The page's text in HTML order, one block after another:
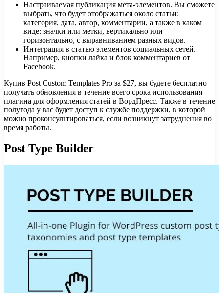
Настраиваемая публикация мета-элементов. Вы сможете
выбрать, что будет отображаться около статьи:
категория, дата, автор, комментарии, а также в каком
виде: значки или метки, вертикально или
горизонтально, с выравниванием разных видов.
Интеграция в статью элементов социальных сетей.
Например, кнопки лайка и блок комментариев от
Facebook.
Купив Post Custom Templates Pro за $27, вы будете бесплатно
получать обновления в течение всего срока использования
плагина для оформления статей в ВордПресс. Также в течение
полугода у вас будет доступ к службе поддержки, в которой
можно проконсультироваться, если возникнут затруднения во
время работы.
Post Type Builder